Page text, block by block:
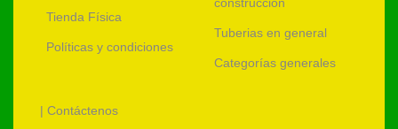
Tienda Física
Políticas y condiciones
Tuberias en general
Categorías generales
| Contáctenos